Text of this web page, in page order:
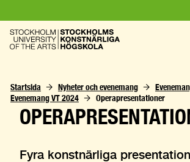
Startsida Nyheter och evenemang
Evenemang VT 2024
Operapresentationer
Fyra konstnärliga